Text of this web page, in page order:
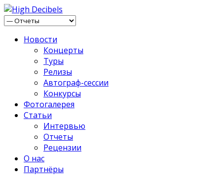
Новости
Концерты
Туры
Релизы
Автограф-сессии
Конкурсы
Фотогалерея
Статьи
Интервью
Отчеты
Рецензии
О нас
Партнёры